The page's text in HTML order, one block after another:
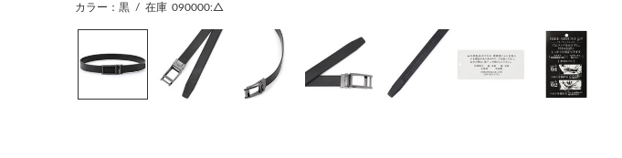
カラー：黒 / 在庫 090000:△